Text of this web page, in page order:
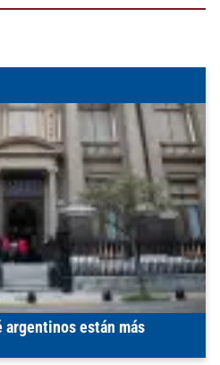
argentinos están más